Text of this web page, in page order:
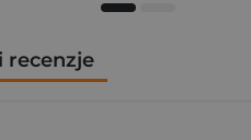
recenzje